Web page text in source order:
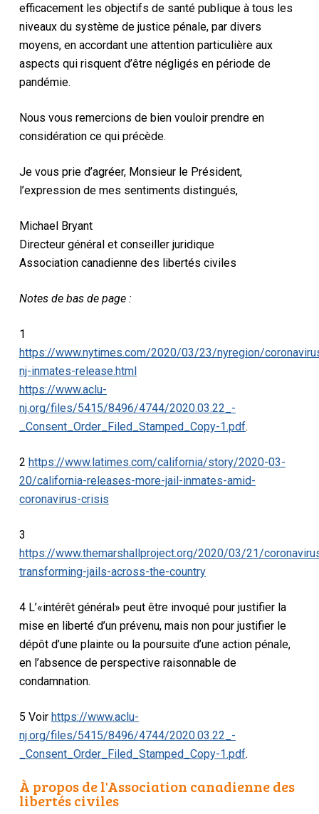
efficacement les objectifs de santé publique à tous les
niveaux du système de justice pénale, par divers
moyens, en accordant une attention particulière aux
aspects qui risquent d’être négligés en période de
pandémie.
Nous vous remercions de bien vouloir prendre en
considération ce qui précède.
Je vous prie d’agréer, Monsieur le Président,
l’expression de mes sentiments distingués,
Michael Bryant
Directeur général et conseiller juridique
Association canadienne des libertés civiles
Notes de bas de page :
1
https://www.nytimes.com/2020/03/23/nyregion/
nj-inmates-release.html
https://www.aclu-
nj.org/files/5415/8496/4744/2020.03.22_-
_Consent_Order_Filed_Stamped_Copy-1.pdf.
2 https://www.latimes.com/california/story/2020-03-
20/california-releases-more-jail-inmates-amid-
coronavirus-crisis
3
https://www.themarshallproject.org/2020/03/21/
transforming-jails-across-the-country
4 L’«intérêt général» peut être invoqué pour justifier la
mise en liberté d’un prévenu, mais non pour justifier le
dépôt d’une plainte ou la poursuite d’une action pénale,
en l’absence de perspective raisonnable de
condamnation.
5 Voir https://www.aclu-
nj.org/files/5415/8496/4744/2020.03.22_-
_Consent_Order_Filed_Stamped_Copy-1.pdf.
À propos de l'Association canadienne des
libertés civiles